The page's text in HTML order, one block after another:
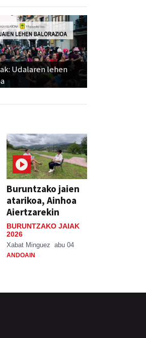
Udalaren lehen
Buruntzako jaien
atarikoa, Ainhoa
Aiertzarekin
BURUNTZAKO JAIAK
2026
Xabat Minguez abu 04
ANDOAIN